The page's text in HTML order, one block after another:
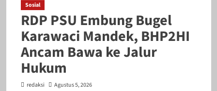
JTR
Ungkap
Dugaan
Nepotisme
Kaur
di
Sosial
RDP PSU Embung Bugel
Karawaci Mandek, BHP2HI
Ancam Bawa ke Jalur
Hukum
redaksi Agustus 5, 2026